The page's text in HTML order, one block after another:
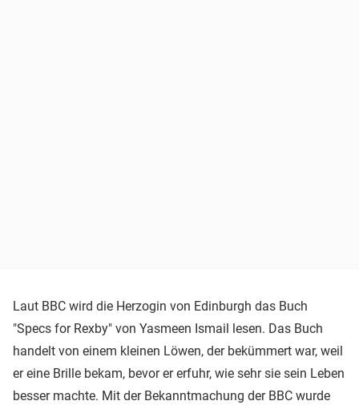
Laut BBC wird die Herzogin von Edinburgh das Buch
"Specs for Rexby" von Yasmeen Ismail lesen. Das Buch
handelt von einem kleinen Löwen, der bekümmert war, weil
er eine Brille bekam, bevor er erfuhr, wie sehr sie sein Leben
besser machte. Mit der Bekanntmachung der BBC wurde